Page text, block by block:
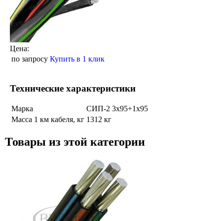
Цена:
по запросу Купить в 1 клик
Технические характеристики
Марка
СИП-2 3х95+1х95
Масса 1 км кабеля, кг 1312 кг
Товары из этой категории